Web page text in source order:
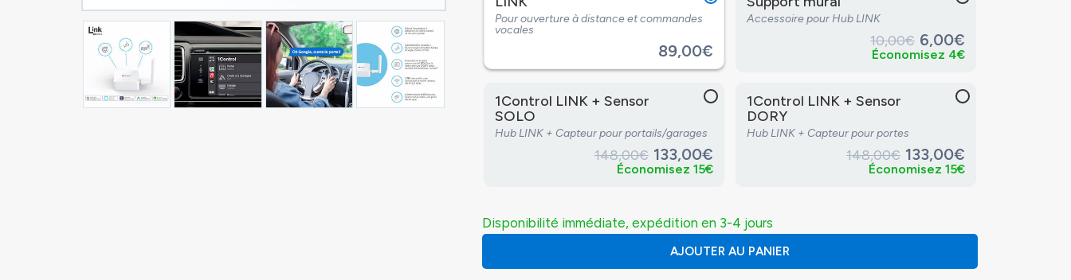
Pour ouverture à distance et commandes
vocales
89,00€
Accessoire pour Hub LINK
10,00€ 6,00€
Économisez 4€
1Control LINK + Sensor
SOLO
Hub LINK + Capteur pour portails/garages
148,00€ 133,00€
Économisez 15€
1Control LINK + Sensor
DORY
Hub LINK + Capteur pour portes
148,00€ 133,00€
Économisez 15€
Disponibilité immédiate, expédition en 3-4 jours
AJOUTER AU PANIER